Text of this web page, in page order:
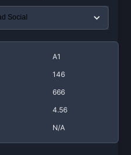
A1
146
666
4.56
N/A